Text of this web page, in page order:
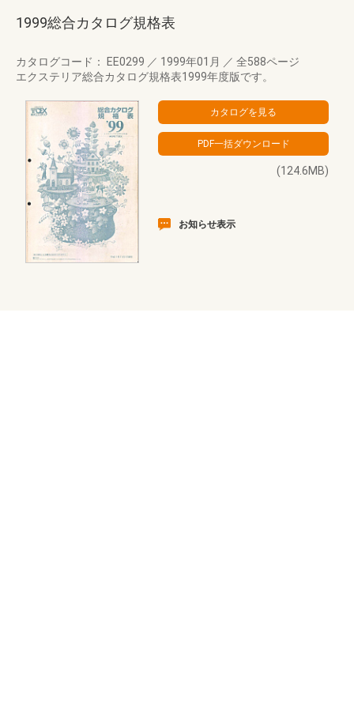
1999総合カタログ規格表
カタログコード： EE0299 ／ 1999年01月 ／ 全588ページ
エクステリア総合カタログ規格表1999年度版です。
(124.6MB)
お知らせ表示